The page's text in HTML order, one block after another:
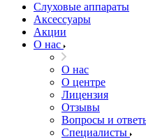
Слуховые аппараты
Аксессуары
Акции
О нас
О нас
О центре
Лицензия
Отзывы
Вопросы и
Специалисты